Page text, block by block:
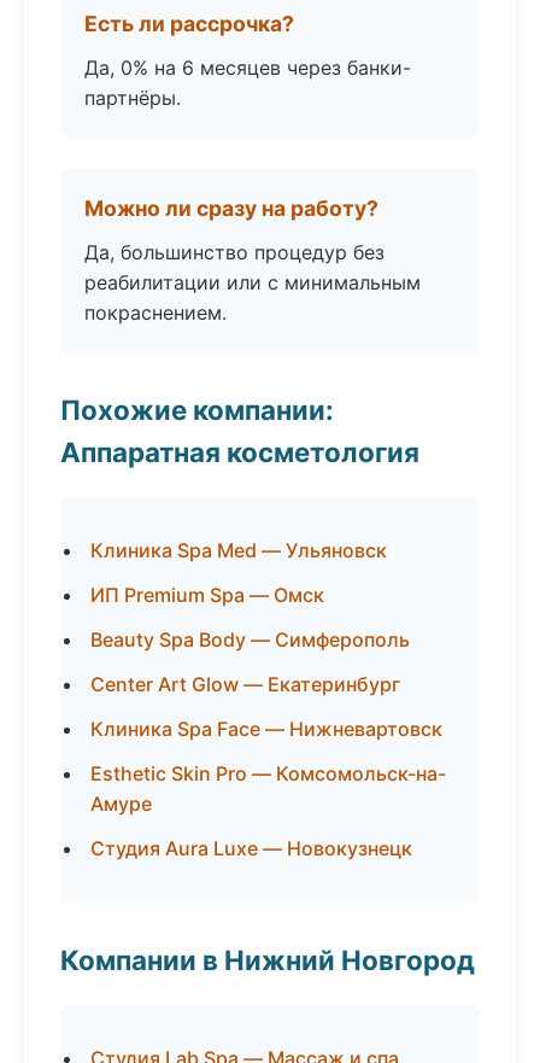
Есть ли рассрочка?
Да, 0% на 6 месяцев через банки-
партнёры.
Можно ли сразу на работу?
Да, большинство процедур без
реабилитации или с минимальным
покраснением.
Похожие компании:
Аппаратная косметология
Клиника Spa Med — Ульяновск
ИП Premium Spa — Омск
Beauty Spa Body — Симферополь
Center Art Glow — Екатеринбург
Клиника Spa Face — Нижневартовск
Esthetic Skin Pro — Комсомольск-на-
Амуре
Студия Aura Luxe — Новокузнецк
Компании в Нижний Новгород
Студия Lab Spa — Массаж и спа